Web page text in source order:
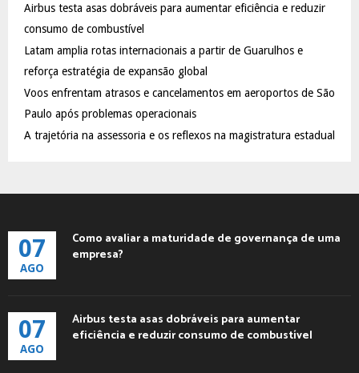
r
:
R
Airbus testa asas dobráveis para aumentar eficiência e reduzir
consumo de combustível
Latam amplia rotas internacionais a partir de Guarulhos e
reforça estratégia de expansão global
Voos enfrentam atrasos e cancelamentos em aeroportos de São
Paulo após problemas operacionais
A trajetória na assessoria e os reflexos na magistratura estadual
07
AGO
Como avaliar a maturidade de governança de uma
empresa?
07
AGO
Airbus testa asas dobráveis para aumentar
eficiência e reduzir consumo de combustível